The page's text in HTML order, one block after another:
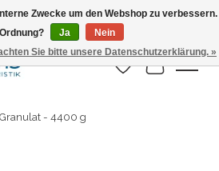
15.00 Uhr
Wunschzettel
Ihr
- 4400 g
Zwecke um den Webshop zu verbessern.
Ja
Nein
Sie bitte unsere Datenschutzerklärung. »